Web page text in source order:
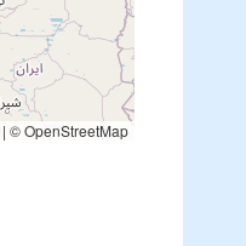
| © OpenStreetMap